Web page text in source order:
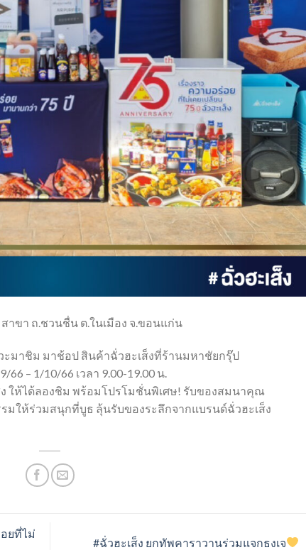
าขา ถ.ชวนชื่น ต.ในเมือง จ.ขอนแก่น
มาชิม มาช้อป สินค้าฉั่วฮะเส็งที่ร้านมหาชัยกรุ๊ป
– 1/10/66 เวลา 9.00-19.00 น.
ให้ได้ลองชิม พร้อมโปรโมชั่นพิเศษ! รับของสมนาคุณ
มให้ร่วมสนุกที่บูธ ลุ้นรับของระลึกจากแบรนด์ฉั่วฮะเส็ง
ยที่ไม่
#ฉั่วฮะเส็ง ยกทัพคาราวานร่วมแจกธงเจ